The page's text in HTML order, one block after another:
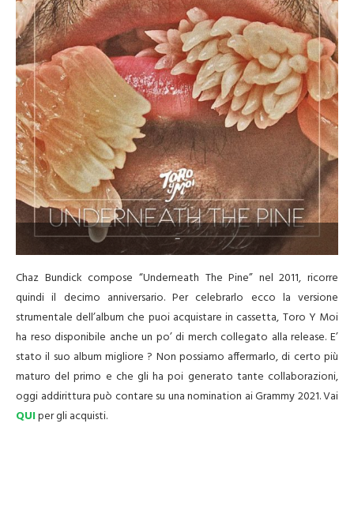
–
Chaz Bundick compose “Underneath The Pine” nel 2011, ricorre
quindi il decimo anniversario. Per celebrarlo ecco la versione
strumentale dell’album che puoi acquistare in cassetta, Toro Y Moi
ha reso disponibile anche un po’ di merch collegato alla release. E’
stato il suo album migliore ? Non possiamo affermarlo, di certo più
maturo del primo e che gli ha poi generato tante collaborazioni,
oggi addirittura può contare su una nomination ai Grammy 2021. Vai
QUIper gli acquisti.